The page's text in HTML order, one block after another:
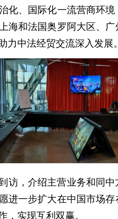
化、国际化一流营商环
海和法国奥罗阿大区、
力中法经贸交流深入发展
访，介绍主营业务和同
进一步扩大在中国市场
，实现互利双赢。